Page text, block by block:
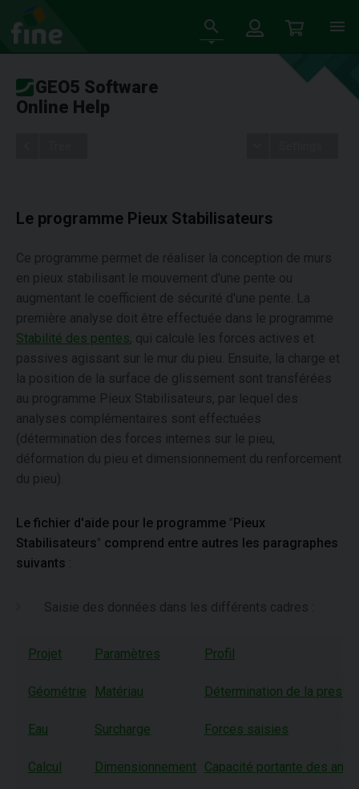
GEO5 Software
Online Help
Le programme Pieux Stabilisateurs
Ce programme permet de réaliser la conception de murs
en pieux stabilisant le mouvement d'une pente ou
augmentant le coefficient de sécurité d'une pente. La
première analyse doit être effectuée dans le programme
Stabilité des pentes, qui calcule les forces actives et
passives agissant sur le mur du pieu. Ensuite, la charge et
la position de la surface de glissement sont transférées
au programme Pieux Stabilisateurs, par lequel des
analyses complémentaires sont effectuées
(détermination des forces internes sur le pieu,
déformation du pieu et dimensionnement du renforcement
du pieu).
Le fichier d'aide pour le programme "Pieux
Stabilisateurs" comprend entre autres les paragraphes
suivants
Saisie des données dans les différents cadres :
Projet Paramètres Profil
Géométrie Matériau Détermination de la
Eau Surcharge Forces saisies
Calcul Dimensionnement Capacité portante des